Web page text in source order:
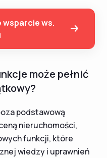
wsparcie ws.
może pełnić
podstawową
nieruchomości,
funkcji, które
wiedzy i uprawnień